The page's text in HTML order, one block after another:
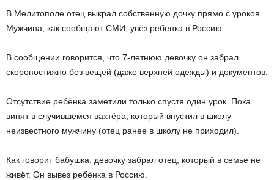
В Мелитополе отец выкрал собственную дочку прямо с уроков.
Мужчина, как сообщают СМИ, увёз ребёнка в Россию.
В сообщении говорится, что 7-летнюю девочку он забрал
скоропостижно без вещей (даже верхней одежды) и документов.
Отсутствие ребёнка заметили только спустя один урок. Пока
винят в случившемся вахтёра, который впустил в школу
неизвестного мужчину (отец ранее в школу не приходил).
Как говорит бабушка, девочку забрал отец, который в семье не
живёт. Он вывез ребёнка в Россию.